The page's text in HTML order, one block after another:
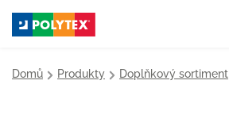
Domů / Produkty / Doplňkový sortiment